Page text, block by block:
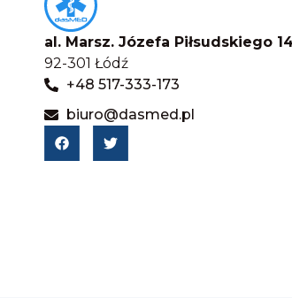
al. Marsz. Józefa Piłsudskiego
92-301 Łódź
+48 517-333-173
biuro@dasmed.pl